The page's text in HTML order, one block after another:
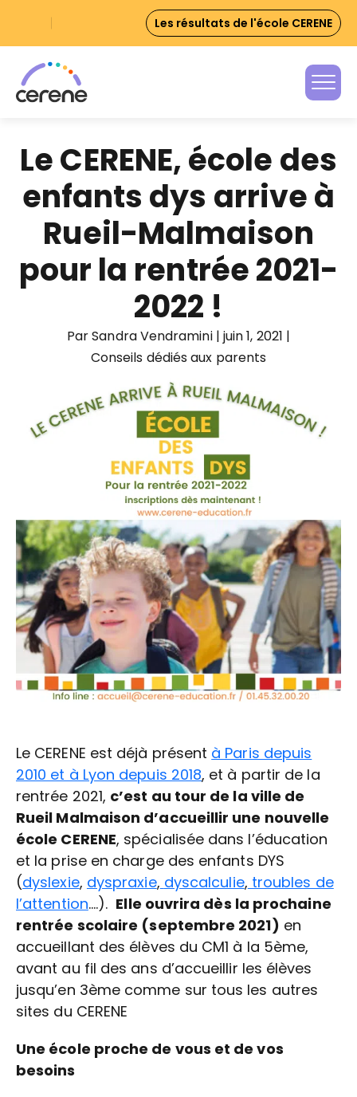
Les résultats de l'école CERENE
Le CERENE, école des
enfants dys arrive à
Rueil-Malmaison
pour la rentrée 2021-
2022 !
Par Sandra Vendramini| juin 1, 2021 |
Conseils dédiés aux parents
Le CERENE est déjà présent à Paris depuis
2010 et à Lyon depuis 2018, et à partir de la
rentrée 2021, c’est au tour de la ville de
Rueil Malmaison d’accueillir une nouvelle
école CERENE, spécialisée dans l’éducation
et la prise en charge des enfants DYS
(dyslexie, dyspraxie, dyscalculie, troubles de
l’attention….). Elle ouvrira dès la prochaine
rentrée scolaire (septembre 2021) en
accueillant des élèves du CM1 à la 5ème,
avant au fil des ans d’accueillir les élèves
jusqu’en 3ème comme sur tous les autres
sites du CERENE
Une école proche de vous et de vos
besoins